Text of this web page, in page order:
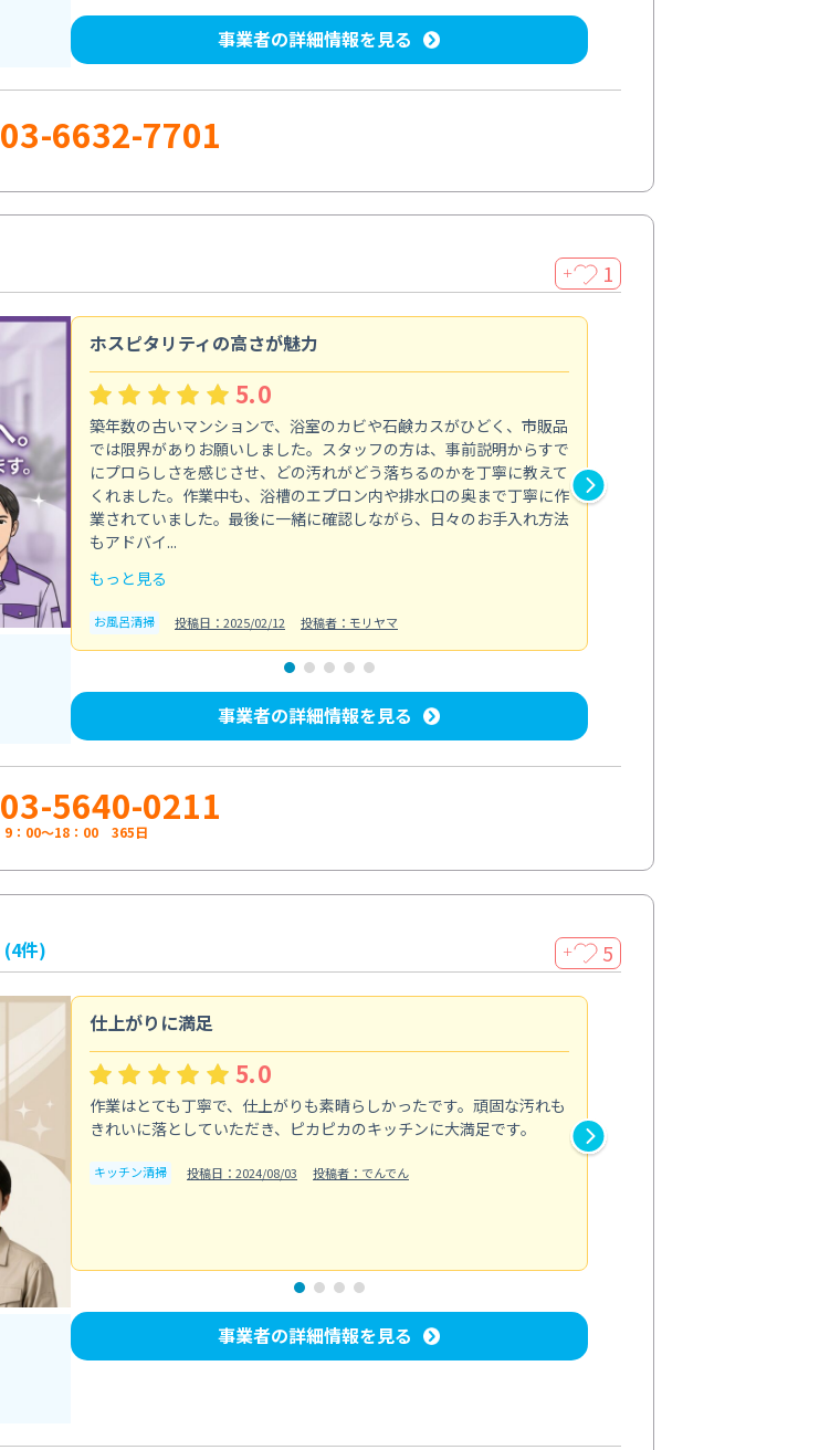
事業者の詳細情報を見る
03-6632-7701
＋ 1
ホスピタリティの高さが魅力
5.0
築年数の古いマンションで、浴室のカビや石鹸カスがひどく、市販品
では限界がありお願いしました。スタッフの方は、事前説明からすで
にプロらしさを感じさせ、どの汚れがどう落ちるのかを丁寧に教えて
くれました。作業中も、浴槽のエプロン内や排水口の奥まで丁寧に作
業されていました。最後に一緒に確認しながら、日々のお手入れ方法
もアドバイ...
もっと見る
お風呂清掃 投稿日：2025/02/12 投稿者：モリヤマ
事業者の詳細情報を見る
03-5640-0211
9：00～18：00 365日
(4件) ＋ 5
仕上がりに満足
5.0
作業はとても丁寧で、仕上がりも素晴らしかったです。頑固な汚れも
きれいに落としていただき、ピカピカのキッチンに大満足です。
キッチン清掃 投稿日：2024/08/03 投稿者：でんでん
事業者の詳細情報を見る